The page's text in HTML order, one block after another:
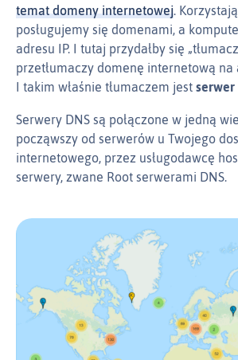
temat domeny internetowej .
posługujemy się domenami, a
adresu IP. I tutaj przydałby się
przetłumaczy domenę internetową na
I takim właśnie tłumaczem jest serwer
Serwery DNS są połączone w jedną
począwszy od serwerów u Twojego
internetowego, przez usługodawcę
serwery, zwane Root serwerami DNS.